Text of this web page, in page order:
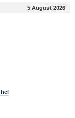
5 August 2026